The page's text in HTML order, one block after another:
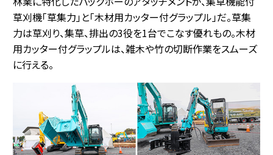
草刈機「草集力」と「木材用カッター付グラップル」だ。草集
力は草刈り、集草、排出の3役を1台でこなす優れもの。木材
用カッター付グラップルは、雑木や竹の切断作業をスムーズ
に行える。